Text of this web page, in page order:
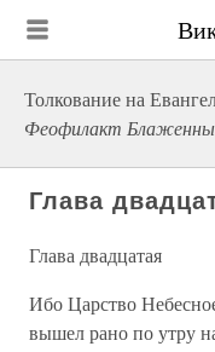
Толкование на
Феофилакт
Глава
Глава двадцатая
Ибо Царство
вышел рано по утру